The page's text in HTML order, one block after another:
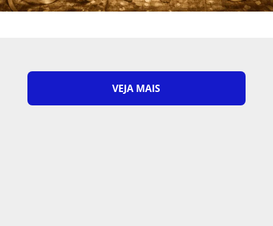
VEJA MAIS